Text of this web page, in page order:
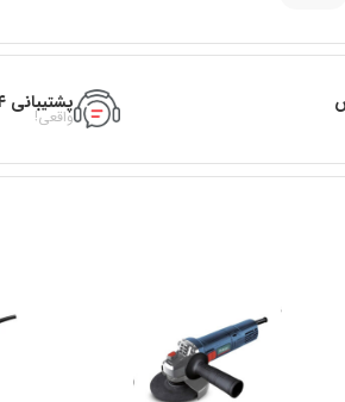
پشتیبانی ۲۴ ساعته
واقعی!